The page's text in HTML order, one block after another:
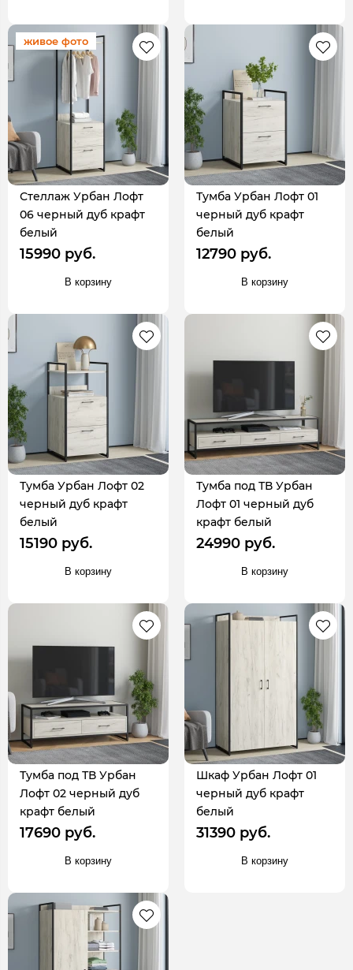
живое фото
Стеллаж Урбан Лофт
06 черный дуб крафт
белый
15990 руб.
В корзину
Тумба Урбан Лофт 01
черный дуб крафт
белый
12790 руб.
В корзину
Тумба Урбан Лофт 02
черный дуб крафт
белый
15190 руб.
В корзину
Тумба под ТВ Урбан
Лофт 01 черный дуб
крафт белый
24990 руб.
В корзину
Тумба под ТВ Урбан
Лофт 02 черный дуб
крафт белый
17690 руб.
В корзину
Шкаф Урбан Лофт 01
черный дуб крафт
белый
31390 руб.
В корзину